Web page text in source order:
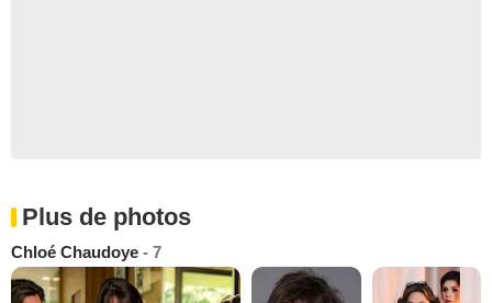
Plus de photos
Chloé Chaudoye - 7